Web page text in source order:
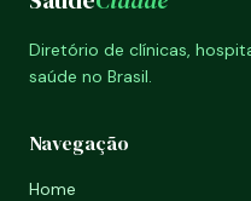
Diretório de clínicas,
saúde no Brasil.
Navegação
Home